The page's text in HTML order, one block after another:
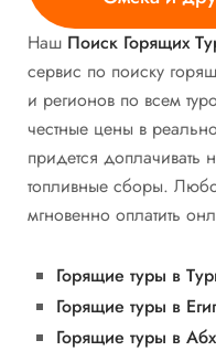
Наш Поиск Горящих
сервис по поиску
и регионов по всем
честные цены в
придется доплачивать
топливные сборы.
мгновенно оплатить
Горящие туры в
Горящие туры в
Горящие туры в